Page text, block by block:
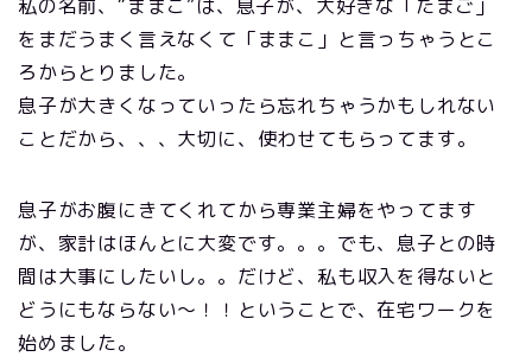
私の名前、“ままこ”は、息子が、大好きな「たまご」
をまだうまく言えなくて「ままこ」と言っちゃうとこ
ろからとりました。
息子が大きくなっていったら忘れちゃうかもしれない
ことだから、、、大切に、使わせてもらってます。
息子がお腹にきてくれてから専業主婦をやってます
が、家計はほんとに大変です。。。でも、息子との時
間は大事にしたいし。。だけど、私も収入を得ないと
どうにもならない〜！！ということで、在宅ワークを
始めました。